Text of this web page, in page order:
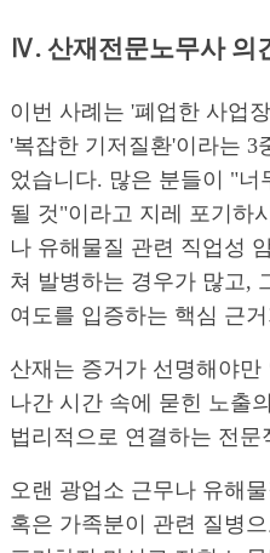
Ⅳ. 산재전문노무사 의
이번 사례는 '폐업한 사업
'복잡한 기저질환'이라는 3
었습니다. 많은 분들이 "
될 것"이라고 지레 포기하
나 유해물질 관련 직업성
쳐 발병하는 경우가 많고,
여도를 입증하는 핵심 근
산재는 증거가 선명해야만
나간 시간 속에 묻힌 노출
법리적으로 연결하는 전
오랜 광업소 근무나 유해
혹은 가족분이 관련 질병